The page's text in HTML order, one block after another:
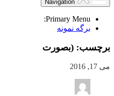
Primary Menu:
برگه نمونه
برچسب: (بصورت
می 17, 2016